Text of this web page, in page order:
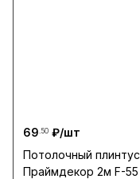
69.50 ₽/шт
Потолочный плинтус
Праймдекор 2м F-55